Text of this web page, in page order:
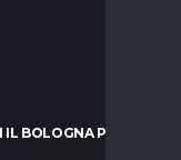
BOLOGNA PER IL